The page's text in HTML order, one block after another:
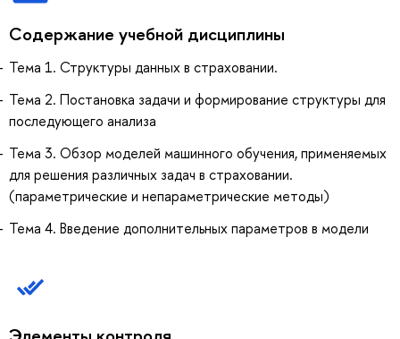
Содержание учебной дисциплины
Тема 1. Структуры данных в страховании.
Тема 2. Постановка задачи и формирование структуры для
последующего анализа
Тема 3. Обзор моделей машинного обучения, применяемых
для решения различных задач в страховании.
(параметрические и непараметрические методы)
Тема 4. Введение дополнительных параметров в модели